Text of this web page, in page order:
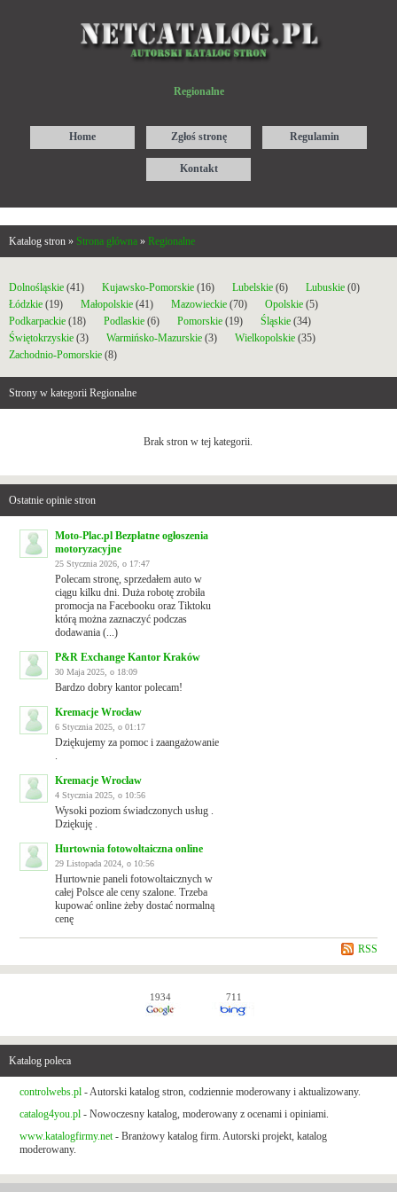
Regionalne
Home Zgłoś stronę Regulamin
Kontakt
Katalog stron » Strona główna » Regionalne
Dolnośląskie (41) Kujawsko-Pomorskie (16) Lubelskie (6) Lubuskie (0)
Łódzkie (19) Małopolskie (41) Mazowieckie (70) Opolskie (5)
Podkarpackie (18) Podlaskie (6) Pomorskie (19) Śląskie (34)
Świętokrzyskie (3) Warmińsko-Mazurskie (3) Wielkopolskie (35)
Zachodnio-Pomorskie (8)
Strony w kategorii Regionalne
Brak stron w tej kategorii.
Ostatnie opinie stron
Moto-Plac.pl Bezpłatne ogłoszenia
motoryzacyjne
25 Stycznia 2026, o 17:47
Polecam stronę, sprzedałem auto w
ciągu kilku dni. Duża robotę zrobiła
promocja na Facebooku oraz Tiktoku
którą można zaznaczyć podczas
dodawania (...)
P&R Exchange Kantor Kraków
30 Maja 2025, o 18:09
Bardzo dobry kantor polecam!
Kremacje Wrocław
6 Stycznia 2025, o 01:17
Dziękujemy za pomoc i zaangażowanie
Kremacje Wrocław
4 Stycznia 2025, o 10:56
Wysoki poziom świadczonych usług .
Dziękuję .
Hurtownia fotowoltaiczna online
29 Listopada 2024, o 10:56
Hurtownie paneli fotowoltaicznych w
całej Polsce ale ceny szalone. Trzeba
kupować online żeby dostać normalną
cenę
RSS
1934 711
Katalog poleca
controlwebs.pl - Autorski katalog stron, codziennie moderowany i aktualizowany.
catalog4you.pl - Nowoczesny katalog, moderowany z ocenami i opiniami.
www.katalogfirmy.net - Branżowy katalog firm. Autorski projekt, katalog
moderowany.